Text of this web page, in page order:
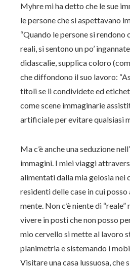
Myhre mi ha detto che le sue
le persone che si aspettavano
“Quando le persone si rendono
reali, si sentono un po’
didascalie, supplica coloro
che diffondono il suo lavoro:
titoli se li condividete ed
come scene immaginarie
artificiale per evitare qualsiasi
Ma c’è anche una seduzione
immagini. I miei viaggi
alimentati dalla mia gelosia
residenti delle case in cui
mente. Non c’è niente di
vivere in posti che non posso
mio cervello si mette al lavoro
planimetria e sistemando i
Visitare una casa lussuosa, che